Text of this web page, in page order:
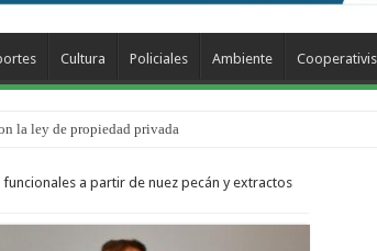
Cultura Policiales Ambiente
la ley de propiedad privada
niñas y adolescentes que esperan una familia tiene
a partir de nuez pecán y extractos